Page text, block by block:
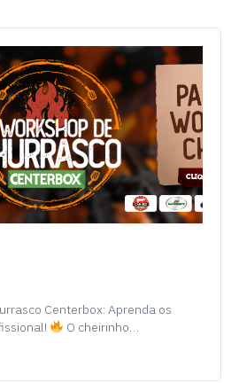
Centerbox: Aprenda os
O cheirinho…